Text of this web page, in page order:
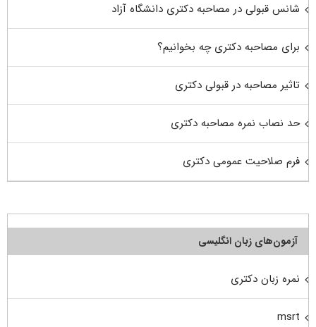
شانس قبولی در مصاحبه دکتری دانشگاه آزاد
برای مصاحبه دکتری چه بخوانیم؟
تاثیر مصاحبه در قبولی دکتری
حد نصاب نمره مصاحبه دکتری
فرم صلاحیت عمومی دکتری
آزمون‌های زبان انگلیسی
نمره زبان دکتری
msrt